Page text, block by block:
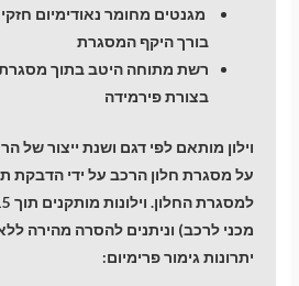
מגנטים מחומר נאודימיום
בורך היקף המסגרת
רשת מתוחה היטב בתוך מסגרת
בצורת פירמידה
וילון מותאם לפי דגם ושנת ייצור של
על מסגרת חלון הרכב על ידי הדבקת
מכני לרכב) וניתנים להסרה מהירה
יתרונות גימור פרימיום: